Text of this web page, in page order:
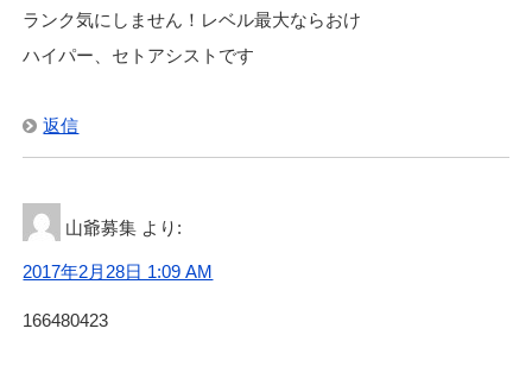
ランク気にしません！レベル最大ならおけ
ハイパー、セトアシストです
返信
山爺募集 より:
2017年2月28日 1:09 AM
166480423